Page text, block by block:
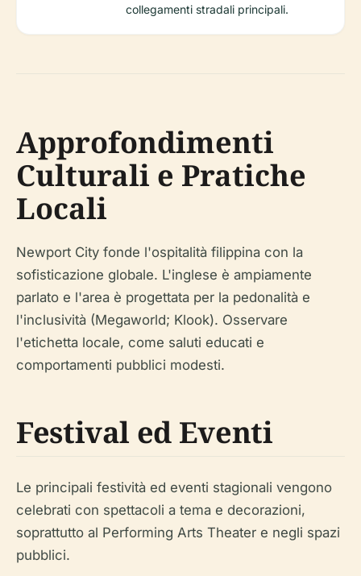
collegamenti stradali principali.
Approfondimenti
Culturali e Pratiche
Locali
Newport City fonde l'ospitalità filippina con la
sofisticazione globale. L'inglese è ampiamente
parlato e l'area è progettata per la pedonalità e
l'inclusività (Megaworld; Klook). Osservare
l'etichetta locale, come saluti educati e
comportamenti pubblici modesti.
Festival ed Eventi
Le principali festività ed eventi stagionali vengono
celebrati con spettacoli a tema e decorazioni,
soprattutto al Performing Arts Theater e negli spazi
pubblici.